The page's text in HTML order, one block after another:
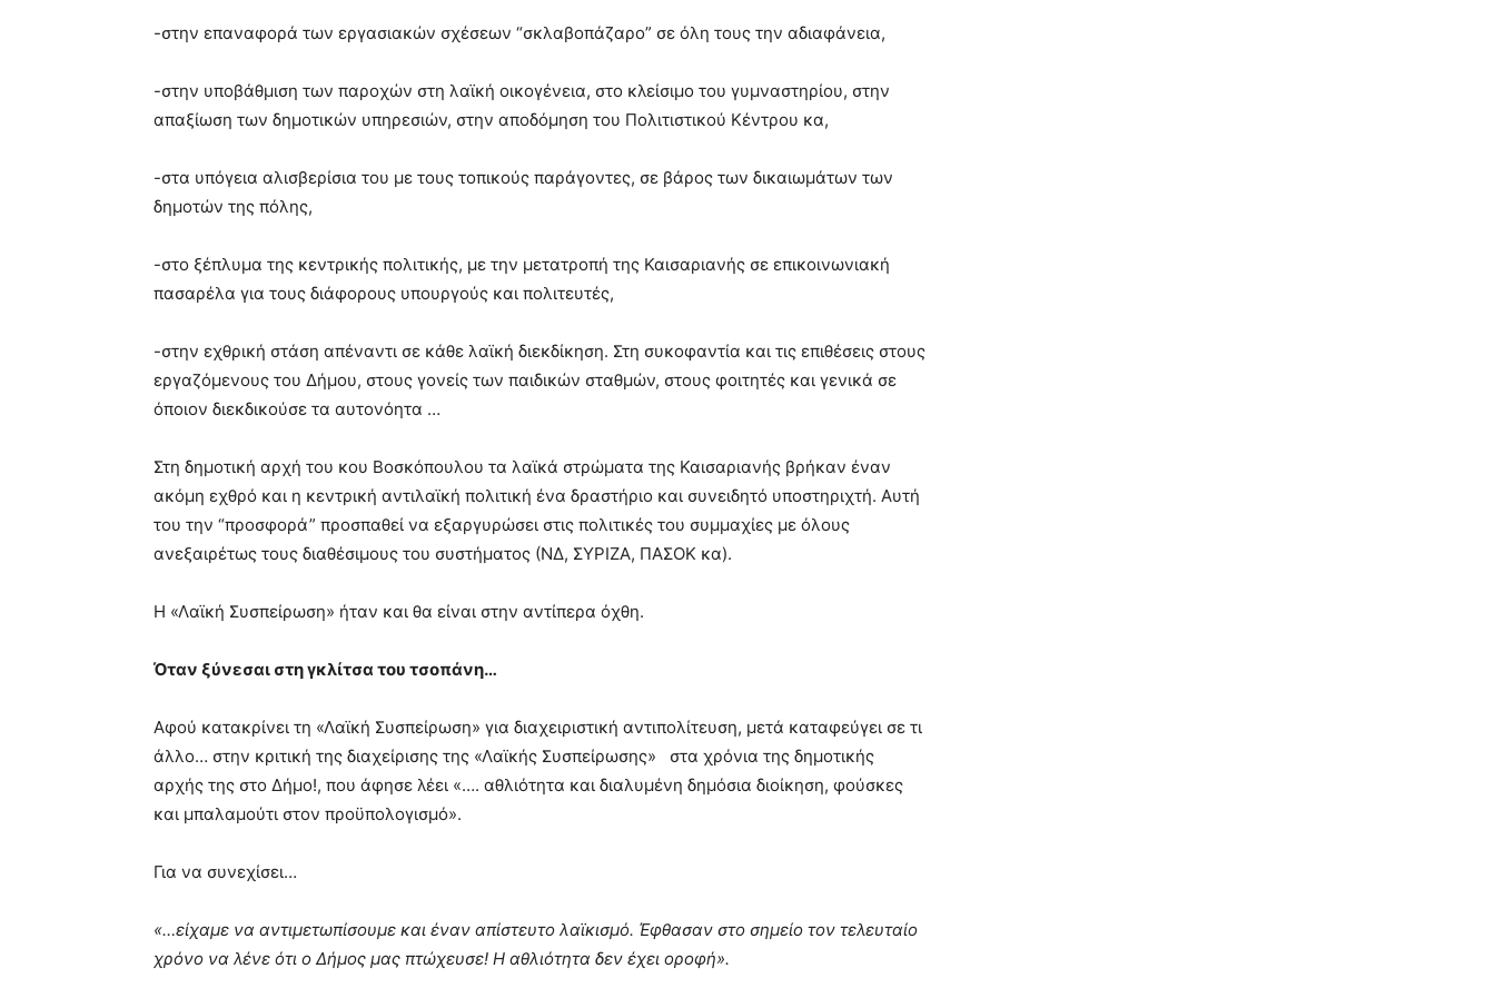
-στην επαναφορά των εργασιακών σχέσεων “σκλαβοπάζαρο” σε όλη τους την αδιαφάνεια,
-στην υποβάθμιση των παροχών στη λαϊκή οικογένεια, στο κλείσιμο του γυμναστηρίου, στην
απαξίωση των δημοτικών υπηρεσιών, στην αποδόμηση του Πολιτιστικού Κέντρου κα,
-στα υπόγεια αλισβερίσια του με τους τοπικούς παράγοντες, σε βάρος των δικαιωμάτων των
δημοτών της πόλης,
-στο ξέπλυμα της κεντρικής πολιτικής, με την μετατροπή της Καισαριανής σε επικοινωνιακή
πασαρέλα για τους διάφορους υπουργούς και πολιτευτές,
-στην εχθρική στάση απέναντι σε κάθε λαϊκή διεκδίκηση. Στη συκοφαντία και τις επιθέσεις στους
εργαζόμενους του Δήμου, στους γονείς των παιδικών σταθμών, στους φοιτητές και γενικά σε
όποιον διεκδικούσε τα αυτονόητα …
Στη δημοτική αρχή του κου Βοσκόπουλου τα λαϊκά στρώματα της Καισαριανής βρήκαν έναν
ακόμη εχθρό και η κεντρική αντιλαϊκή πολιτική ένα δραστήριο και συνειδητό υποστηριχτή. Αυτή
του την “προσφορά” προσπαθεί να εξαργυρώσει στις πολιτικές του συμμαχίες με όλους
ανεξαιρέτως τους διαθέσιμους του συστήματος (ΝΔ, ΣΥΡΙΖΑ, ΠΑΣΟΚ κα).
Η «Λαϊκή Συσπείρωση» ήταν και θα είναι στην αντίπερα όχθη.
Όταν ξύνεσαι στη γκλίτσα του τσοπάνη…
Αφού κατακρίνει τη «Λαϊκή Συσπείρωση» για διαχειριστική αντιπολίτευση, μετά καταφεύγει σε τι
άλλο… στην κριτική της διαχείρισης της «Λαϊκής Συσπείρωσης» στα χρόνια της δημοτικής
αρχής της στο Δήμο!, που άφησε λέει «…. αθλιότητα και διαλυμένη δημόσια διοίκηση, φούσκες
και μπαλαμούτι στον προϋπολογισμό».
Για να συνεχίσει…
«…είχαμε να αντιμετωπίσουμε και έναν απίστευτο λαϊκισμό. Έφθασαν στο σημείο τον τελευταίο
χρόνο να λένε ότι ο Δήμος μας πτώχευσε! Η αθλιότητα δεν έχει οροφή».